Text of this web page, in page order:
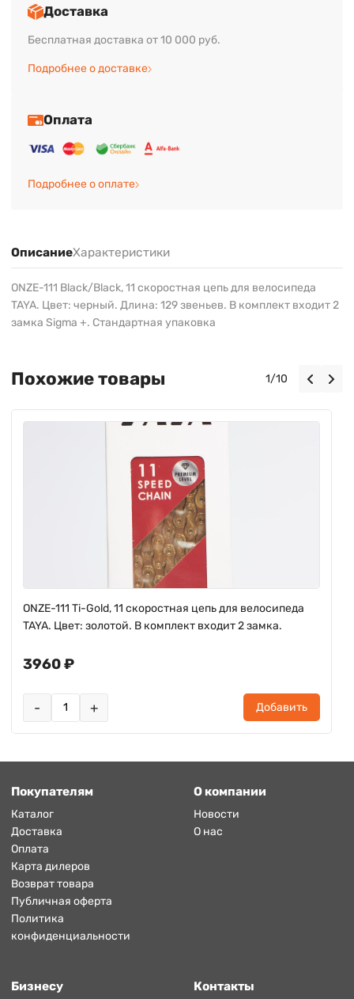
Доставка
Бесплатная доставка от 10 000 руб.
Подробнее о доставке
Оплата
Подробнее о оплате
ОписаниеХарактеристики
ONZE-111 Black/Black, 11 скоростная цепь для велосипеда
TAYA. Цвет: черный. Длина: 129 звеньев. В комплект входит 2
замка Sigma +. Стандартная упаковка
Похожие товары 1/10
ONZE-111 Ti-Gold, 11 скоростная цепь для велосипеда
TAYA. Цвет: золотой. В комплект входит 2 замка.
3960 ₽
- + Добавить
Покупателям
Каталог
Доставка
Оплата
Карта дилеров
Возврат товара
Публичная оферта
Политика
конфиденциальности
О компании
Новости
О нас
Бизнесу Контакты